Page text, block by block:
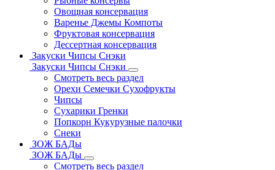
Овощная консервация
Варенье Джемы Компоты
Фруктовая консервация
Дессертная консервация
Закуски Чипсы Снэки
Закуски Чипсы Снэки
Смотреть весь раздел
Орехи Семечки Сухофрукты
Чипсы
Сухарики Гренки
Попкорн Кукурузные палочки
Снеки
ЗОЖ БАДы
ЗОЖ БАДы
Смотреть весь раздел